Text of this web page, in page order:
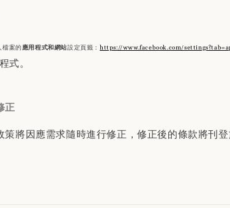
檔案的應用程式和網站設定頁籤：https://www.facebook.com/
式。
正
將因應需求隨時進行修正，修正後的條款將刊登